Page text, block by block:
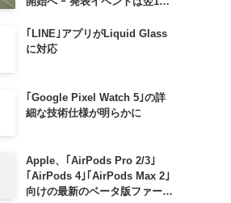
｢LINE｣アプリがLiquid Glass
に対応
｢Google Pixel Watch 5｣の詳
細な技術仕様が明らかに
Apple、｢AirPods Pro 2/3｣
｢AirPods 4｣｢AirPods Max 2｣
向けの最新のベータ版ファーム